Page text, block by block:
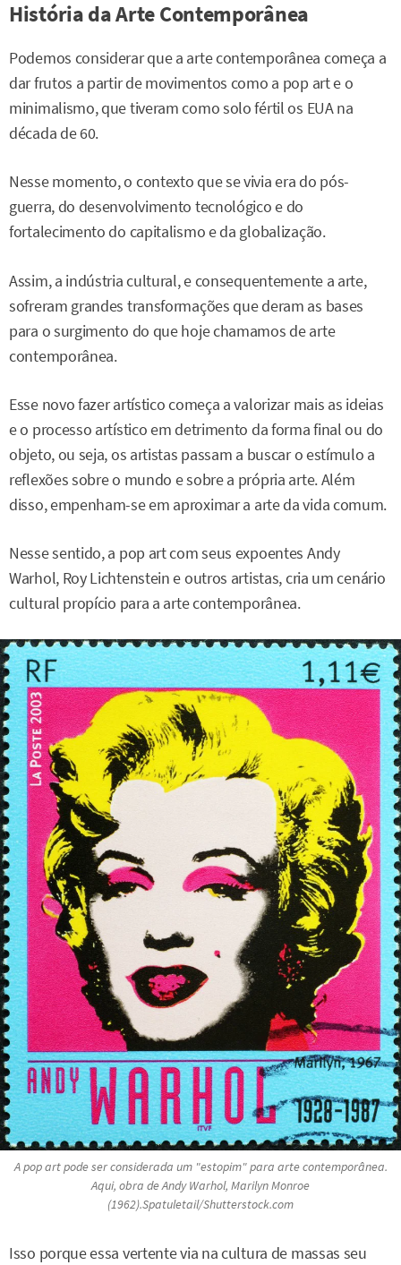
História da Arte Contemporânea
Podemos considerar que a arte contemporânea começa a
dar frutos a partir de movimentos como a pop art e o
minimalismo, que tiveram como solo fértil os EUA na
década de 60.
Nesse momento, o contexto que se vivia era do pós-
guerra, do desenvolvimento tecnológico e do
fortalecimento do capitalismo e da globalização.
Assim, a indústria cultural, e consequentemente a arte,
sofreram grandes transformações que deram as bases
para o surgimento do que hoje chamamos de arte
contemporânea.
Esse novo fazer artístico começa a valorizar mais as ideias
e o processo artístico em detrimento da forma final ou do
objeto, ou seja, os artistas passam a buscar o estímulo a
reflexões sobre o mundo e sobre a própria arte. Além
disso, empenham-se em aproximar a arte da vida comum.
Nesse sentido, a pop art com seus expoentes Andy
Warhol, Roy Lichtenstein e outros artistas, cria um cenário
cultural propício para a arte contemporânea.
A pop art pode ser considerada um "estopim" para arte contemporânea.
Aqui, obra de Andy Warhol, Marilyn Monroe
(1962).Spatuletail/Shutterstock.com
Isso porque essa vertente via na cultura de massas seu